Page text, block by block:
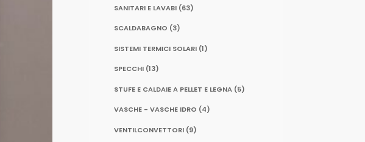
SANITARI E LAVABI (63)
SCALDABAGNO (3)
SISTEMI TERMICI SOLARI (1)
SPECCHI (13)
STUFE E CALDAIE A PELLET E LEGNA (5)
VASCHE - VASCHE IDRO (4)
VENTILCONVETTORI (9)